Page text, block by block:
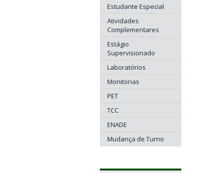
Estudante Especial
Atividades
Complementares
Estágio
Supervisionado
Laboratórios
Monitorias
PET
TCC
ENADE
Mudança de Turno